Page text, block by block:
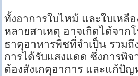
ทั้งอาการใบไหม้ และใบเหลือ
หลายสาเหตุ อาจเกิดได้จาก
ธาตุอาหารพืชที่จำเป็น รวมถึ
การได้รับแสงแดด ซึ่งการพิ
ต้องสังเกตุอาการ และแก้ปัญ